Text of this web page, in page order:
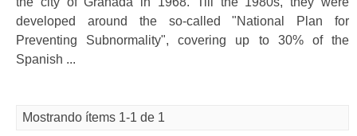
developed around the so-called "National Plan for
Preventing Subnormality", covering up to 30% of the
Spanish ...
Mostrando ítems 1-1 de 1